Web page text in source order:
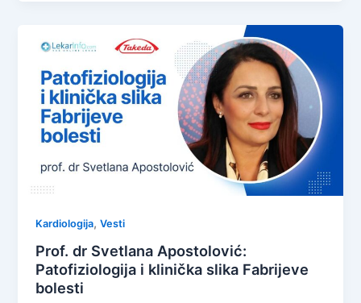
Kardiologija,Vesti
Prof. dr Svetlana Apostolović:
Patofiziologija i klinička slika Fabrijeve
bolesti